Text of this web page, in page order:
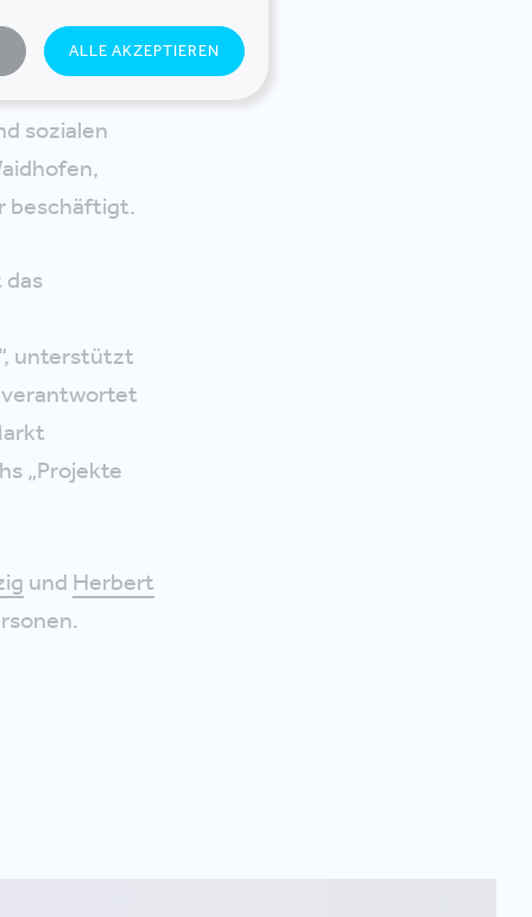
sozialen
beschäftigt.
das
unterstützt
verantwortet
„Projekte
und Herbert
ALLE AKZEPTIEREN